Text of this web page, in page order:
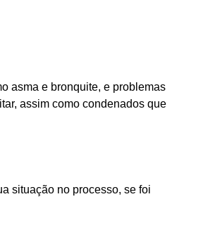
asma e bronquite, e problemas
assim como condenados que
situação no processo, se foi